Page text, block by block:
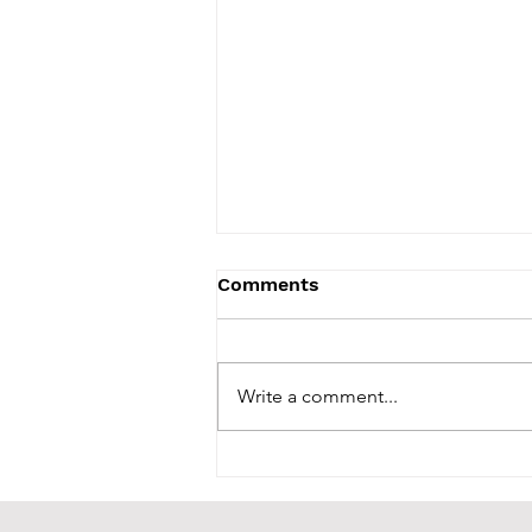
Comments
Write a comment...